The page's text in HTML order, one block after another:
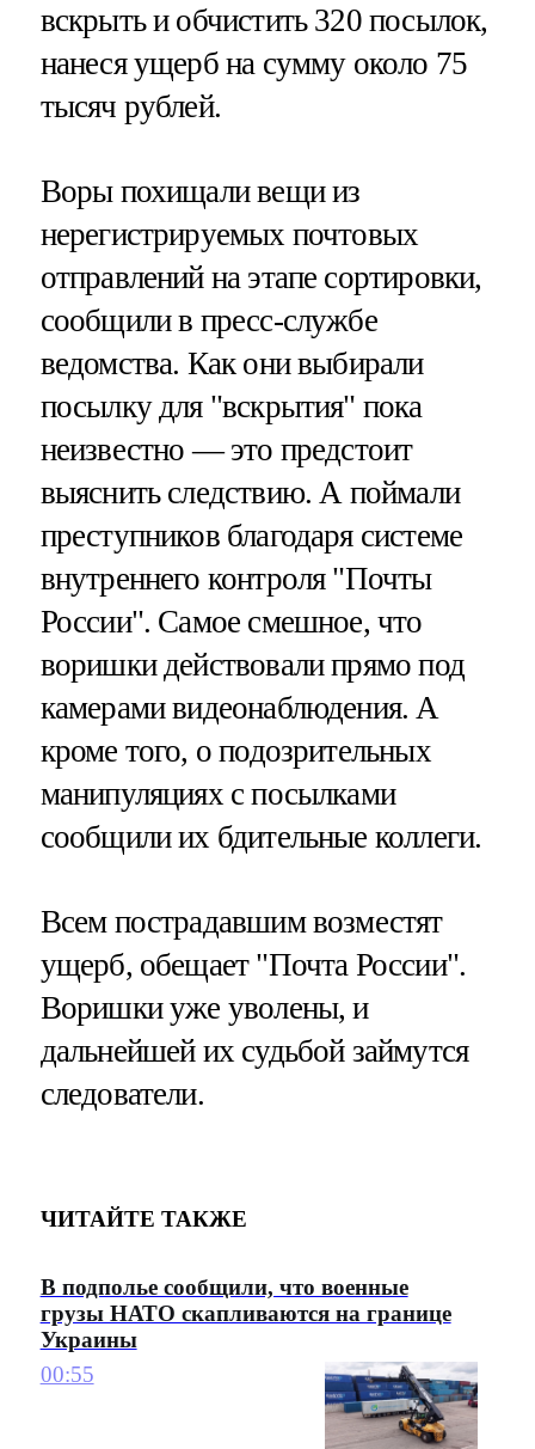
вскрыть и обчистить 320 посылок,
нанеся ущерб на сумму около 75
тысяч рублей.
Воры похищали вещи из
нерегистрируемых почтовых
отправлений на этапе сортировки,
сообщили в пресс-службе
ведомства. Как они выбирали
посылку для "вскрытия" пока
неизвестно — это предстоит
выяснить следствию. А поймали
преступников благодаря системе
внутреннего контроля "Почты
России". Самое смешное, что
воришки действовали прямо под
камерами видеонаблюдения. А
кроме того, о подозрительных
манипуляциях с посылками
сообщили их бдительные коллеги.
Всем пострадавшим возместят
ущерб, обещает "Почта России".
Воришки уже уволены, и
дальнейшей их судьбой займутся
следователи.
ЧИТАЙТЕ ТАКЖЕ
В подполье сообщили, что военные
грузы НАТО скапливаются на границе
Украины
00:55